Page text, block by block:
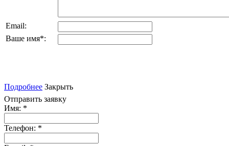
Email:
Ваше имя*:
Подробнее Закрыть
Отправить заявку
Имя: *
Телефон: *